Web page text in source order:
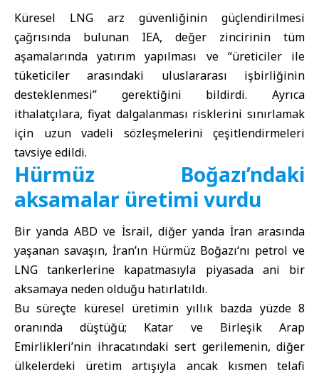
Küresel LNG arz güvenliğinin güçlendirilmesi
çağrısında bulunan IEA, değer zincirinin tüm
aşamalarında yatırım yapılması ve “üreticiler ile
tüketiciler arasındaki uluslararası işbirliğinin
desteklenmesi” gerektiğini bildirdi. Ayrıca
ithalatçılara, fiyat dalgalanması risklerini sınırlamak
için uzun vadeli sözleşmelerini çeşitlendirmeleri
tavsiye edildi.
Hürmüz Boğazı’ndaki
aksamalar üretimi vurdu
Bir yandaABDve İsrail, diğer yanda İran arasında
yaşanan savaşın, İran’ın Hürmüz Boğazı‘nı petrol ve
LNG tankerlerine kapatmasıyla piyasada ani bir
aksamaya neden olduğu hatırlatıldı.
Bu süreçte küresel üretimin yıllık bazda yüzde 8
oranında düştüğü; Katar ve Birleşik Arap
Emirlikleri’nin ihracatındaki sert gerilemenin, diğer
ülkelerdeki üretim artışıyla ancak kısmen telafi